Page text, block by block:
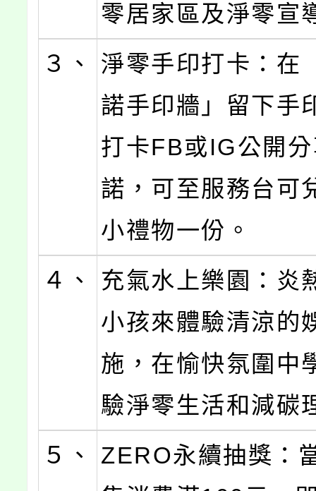
零居家區及淨零宣
３、
淨零手印打卡：在
諾手印牆」留下手
打卡FB或IG公開
諾，可至服務台可
小禮物一份。
４、
充氣水上樂園：炎
小孩來體驗清涼的
施，在愉快氛圍中
驗淨零生活和減碳
５、
ZERO永續抽獎：